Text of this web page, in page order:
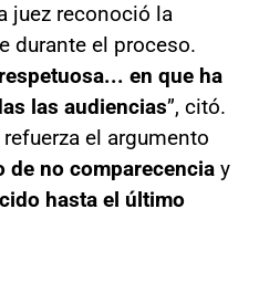
juez reconoció la
durante el proceso.
en que ha
las audiencias”, citó.
el argumento
de no comparecencia y
hasta el último